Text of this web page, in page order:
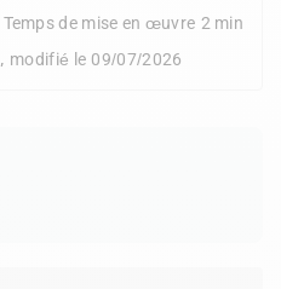
Temps de mise en œuvre 2 min
, modifié le 09/07/2026